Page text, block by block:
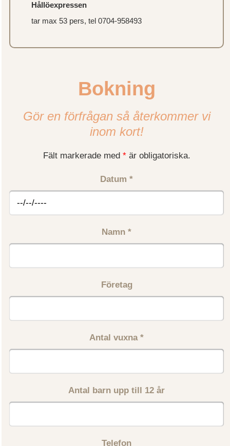
Hållöexpressen
tar max 53 pers, tel 0704-958493
Bokning
Gör en förfrågan så återkommer vi
inom kort!
Fält markerade med *är obligatoriska.
Datum *
Namn *
Företag
Antal vuxna *
Antal barn upp till 12 år
Telefon